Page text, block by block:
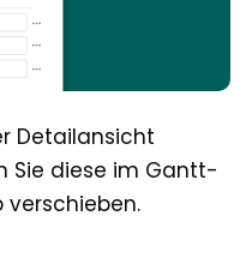
Detailansicht
Sie diese im Gantt-
verschieben.